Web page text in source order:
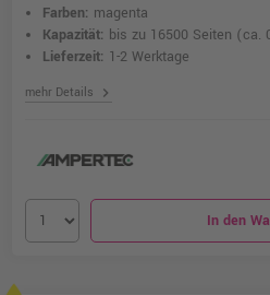
Farben: magenta
Kapazität: bis zu 16500 Seiten (ca.
Lieferzeit: 1-2 Werktage
mehr Details chevron_right
In den